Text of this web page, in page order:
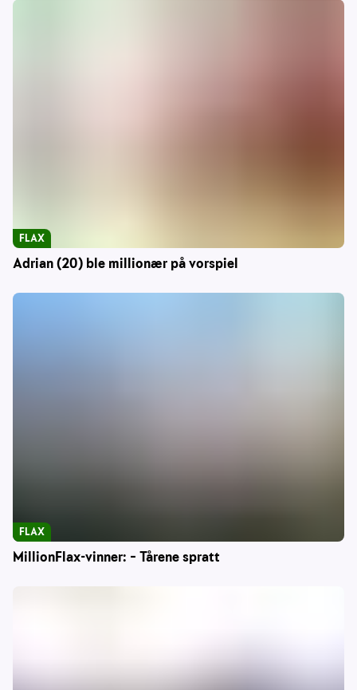
Adrian (20) ble millionær på vorspiel
FLAX
MillionFlax-vinner: – Tårene spratt
FLAX